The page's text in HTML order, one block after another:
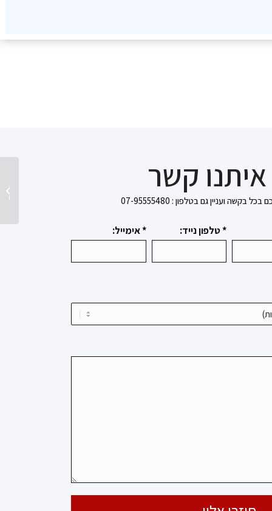
קשר
ועניין גם בטלפון : 07-95555480
* טלפון נייד: * אימייל:
תקווה